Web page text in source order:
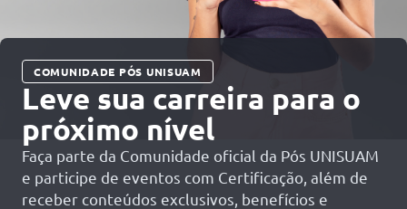
COMUNIDADE PÓS UNISUAM
Leve sua carreira para o
próximo nível
Faça parte da Comunidade oficial da Pós UNISUAM
e participe de eventos com Certificação, além de
receber conteúdos exclusivos, benefícios e